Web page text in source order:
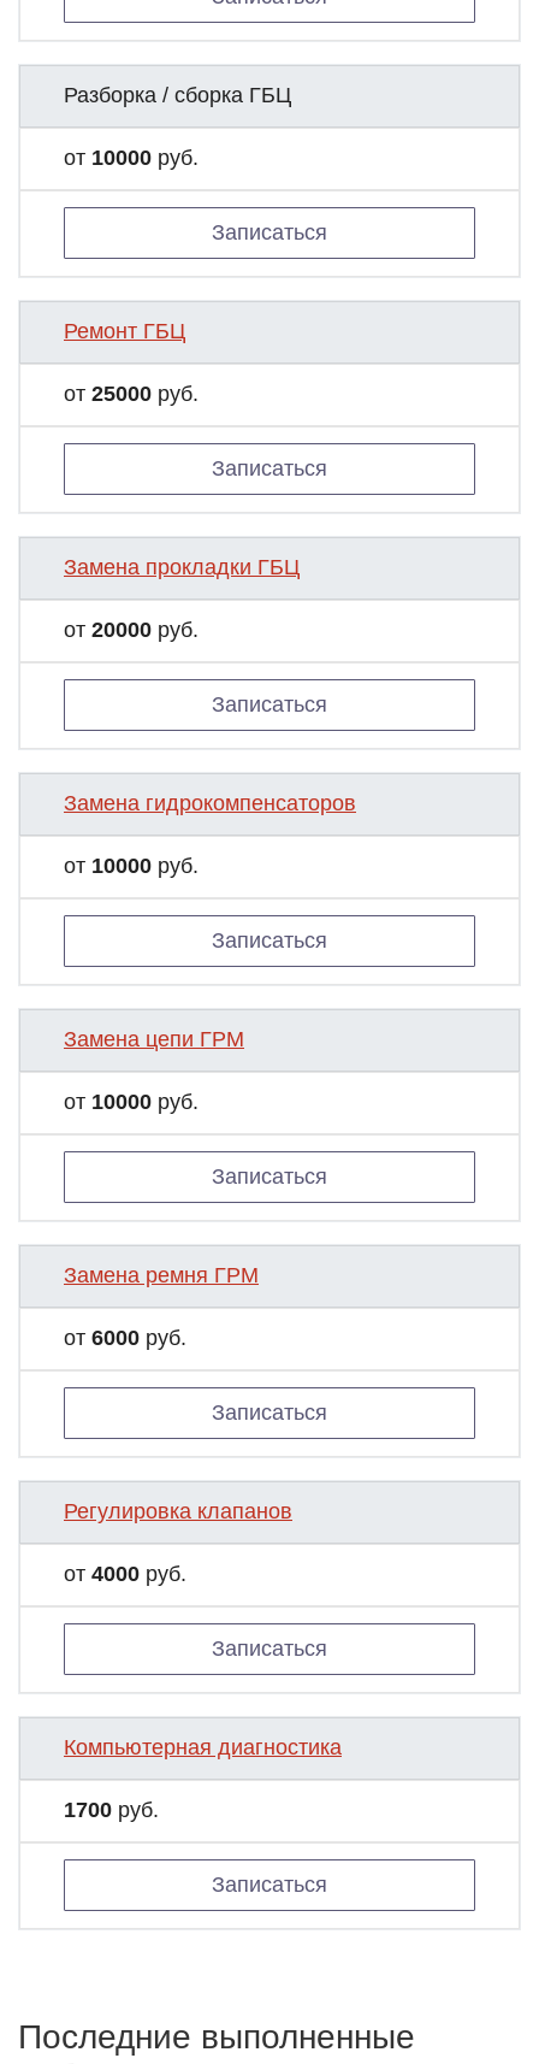
Разборка / сборка ГБЦ
от 10000 руб.
Записаться
Ремонт ГБЦ
от 25000 руб.
Записаться
Замена прокладки ГБЦ
от 20000 руб.
Записаться
Замена гидрокомпенсаторов
от 10000 руб.
Записаться
Замена цепи ГРМ
от 10000 руб.
Записаться
Замена ремня ГРМ
от 6000 руб.
Записаться
Регулировка клапанов
от 4000 руб.
Записаться
Компьютерная диагностика
1700 руб.
Записаться
Последние выполненные